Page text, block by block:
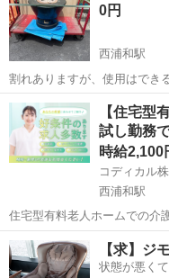
0円
西浦和駅
埼玉 志木市 西浦和駅
【住宅型
試し勤務
時給2,100
コディカル
西浦和駅
住宅型有料老人ホームでの
て業務内容の詳細は異なります。 【業務内容の一例】 ■食事
浴介助 ■排せつ介助 ■生活援
「聞いていた内...
埼玉 さいたま市
【求】ジ
状態が悪く